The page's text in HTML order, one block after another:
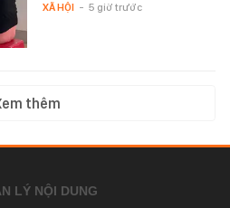
XÃ HỘI - 5 giờ trước
thêm
LÝ NỘI DUNG